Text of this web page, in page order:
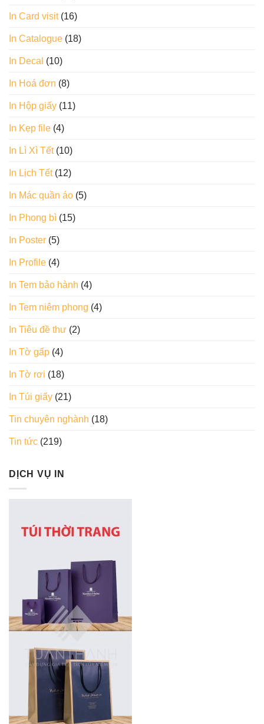
In Card visit(16)
In Catalogue (18)
In Decal (10)
In Hoá đơn (8)
In Hộp giấy (11)
In Kẹp file (4)
In Lì Xì Tết(10)
In Lịch Tết(12)
In Mác quần áo (5)
In Phong bì (15)
In Poster (5)
In Profile (4)
In Tem bảo hành (4)
In Tem niêm phong (4)
In Tiêu đề thư (2)
In Tờ gấp (4)
In Tờ rơi (18)
In Túi giấy (21)
Tin chuyên nghành (18)
Tin tức (219)
DỊCH VỤ IN